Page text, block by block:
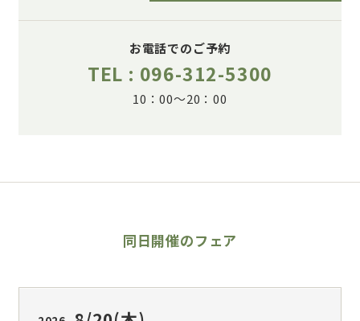
お電話でのご予約
TEL : 096-312-5300
10：00～20：00
同日開催のフェア